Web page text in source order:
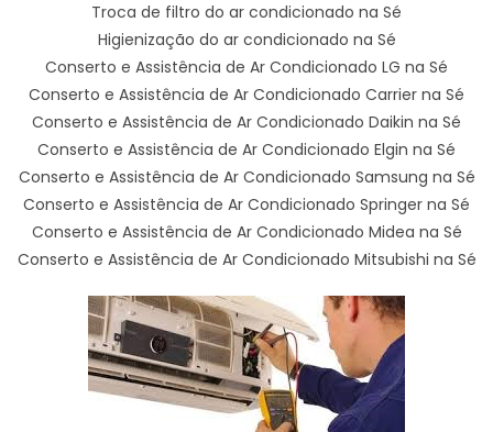
Troca de filtro do ar condicionado na Sé
Higienização do ar condicionado na Sé
Conserto e Assistência de Ar Condicionado LG na Sé
Conserto e Assistência de Ar Condicionado Carrier na Sé
Conserto e Assistência de Ar Condicionado Daikin na Sé
Conserto e Assistência de Ar Condicionado Elgin na Sé
Conserto e Assistência de Ar Condicionado Samsung na Sé
Conserto e Assistência de Ar Condicionado Springer na Sé
Conserto e Assistência de Ar Condicionado Midea na Sé
Conserto e Assistência de Ar Condicionado Mitsubishi na Sé